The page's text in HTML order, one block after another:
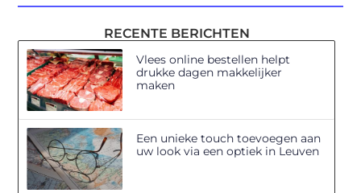
RECENTE BERICHTEN
Vlees online bestellen helpt
drukke dagen makkelijker
maken
Een unieke touch toevoegen aan
uw look via een optiek in Leuven